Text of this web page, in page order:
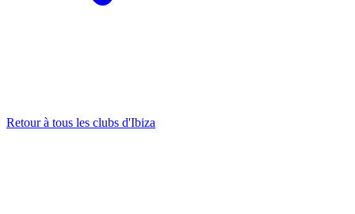
Retour à tous les clubs d'Ibiza